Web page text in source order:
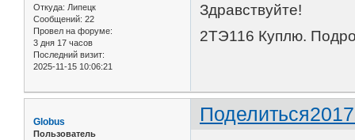
Откуда: Липецк
Сообщений: 22
Провел на форуме:
3 дня 17 часов
Последний визит:
2025-11-15 10:06:21
Здравствуйте!
2ТЭ116 Куплю.
Поделиться
Globus
Пользователь